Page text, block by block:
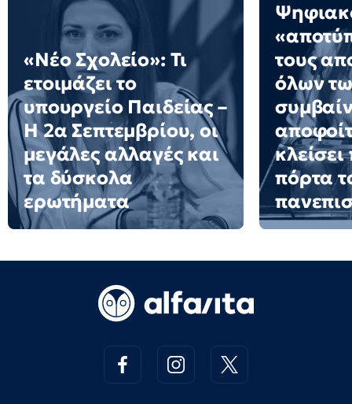
«Νέο Σχολείο»: Τι
ετοιμάζει το
υπουργείο Παιδείας –
Η 2α Σεπτεμβρίου, οι
μεγάλες αλλαγές και
τα δύσκολα
ερωτήματα
τους
όλων
πόρτα